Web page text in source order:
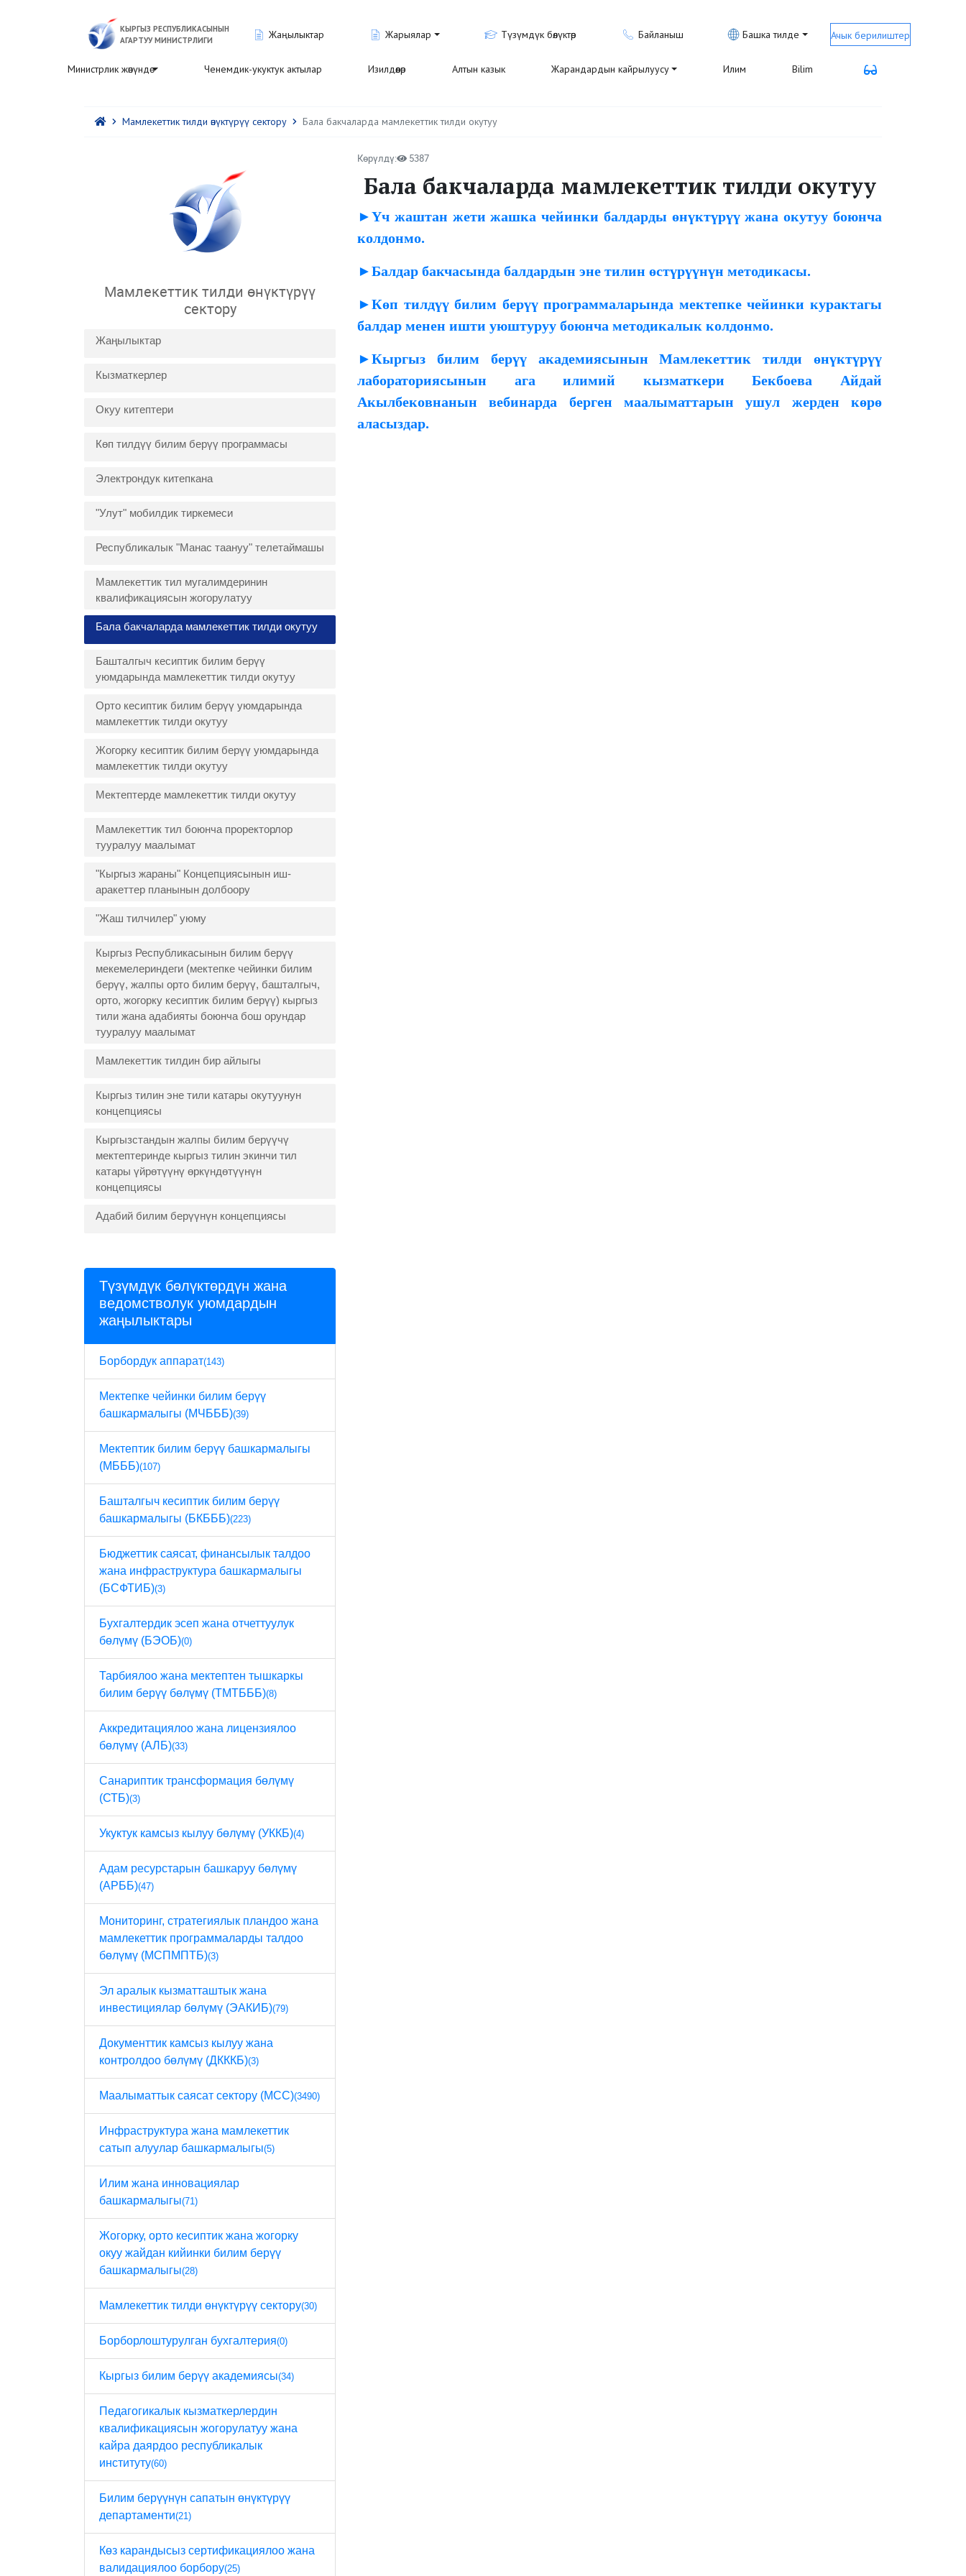
КЫРГЫЗ РЕСПУБЛИКАСЫНЫН
АГАРТУУ МИНИСТРЛИГИ
Жаңылыктар Жарыялар Түзүмдүк бөлүктөр Байланыш Башка тилде Ачык берилиштер
Министрлик жөнүндө Ченемдик-укуктук актылар Изилдөөлөр Алтын казык Жарандардын кайрылуусу Илим Bilim
Мамлекеттик тилди өнүктүрүү сектору Бала бакчаларда мамлекеттик тилди окутуу
Мамлекеттик тилди өнүктүрүү
сектору
Жаңылыктар
Кызматкерлер
Окуу китептери
Көп тилдүү билим берүү программасы
Электрондук китепкана
"Улут" мобилдик тиркемеси
Республикалык "Манас таануу" телетаймашы
Мамлекеттик тил мугалимдеринин
квалификациясын жогорулатуу
Бала бакчаларда мамлекеттик тилди окутуу
Башталгыч кесиптик билим берүү
уюмдарында мамлекеттик тилди окутуу
Орто кесиптик билим берүү уюмдарында
мамлекеттик тилди окутуу
Жогорку кесиптик билим берүү уюмдарында
мамлекеттик тилди окутуу
Мектептерде мамлекеттик тилди окутуу
Мамлекеттик тил боюнча проректорлор
тууралуу маалымат
"Кыргыз жараны" Концепциясынын иш-
аракеттер планынын долбоору
"Жаш тилчилер" уюму
Кыргыз Республикасынын билим берүү
мекемелериндеги (мектепке чейинки билим
берүү, жалпы орто билим берүү, башталгыч,
орто, жогорку кесиптик билим берүү) кыргыз
тили жана адабияты боюнча бош орундар
тууралуу маалымат
Мамлекеттик тилдин бир айлыгы
Кыргыз тилин эне тили катары окутуунун
концепциясы
Кыргызстандын жалпы билим берүүчү
мектептеринде кыргыз тилин экинчи тил
катары үйрөтүүнү өркүндөтүүнүн
концепциясы
Адабий билим берүүнүн концепциясы
Түзүмдүк бөлүктөрдүн жана
ведомстволук уюмдардын
жаңылыктары
Борбордук аппарат(143)
Мектепке чейинки билим берүү
башкармалыгы (МЧБББ)(39)
Мектептик билим берүү башкармалыгы
(МБББ)(107)
Башталгыч кесиптик билим берүү
башкармалыгы (БКБББ)(223)
Бюджеттик саясат, финансылык талдоо
жана инфраструктура башкармалыгы
(БСФТИБ)(3)
Бухгалтердик эсеп жана отчеттуулук
бөлүмү (БЭОБ)(0)
Тарбиялоо жана мектептен тышкаркы
билим берүү бөлүмү (ТМТБББ)(8)
Аккредитациялоо жана лицензиялоо
бөлүмү (АЛБ)(33)
Санариптик трансформация бөлүмү
(СТБ)(3)
Укуктук камсыз кылуу бөлүмү (УККБ)(4)
Адам ресурстарын башкаруу бөлүмү
(АРББ)(47)
Мониторинг, стратегиялык пландоо жана
мамлекеттик программаларды талдоо
бөлүмү (МСПМПТБ)(3)
Эл аралык кызматташтык жана
инвестициялар бөлүмү (ЭАКИБ)(79)
Документтик камсыз кылуу жана
контролдоо бөлүмү (ДКККБ)(3)
Маалыматтык саясат сектору (МСС)(3490)
Инфраструктура жана мамлекеттик
сатып алуулар башкармалыгы(5)
Илим жана инновациялар
башкармалыгы(71)
Жогорку, орто кесиптик жана жогорку
окуу жайдан кийинки билим берүү
башкармалыгы(28)
Мамлекеттик тилди өнүктүрүү сектору(30)
Борборлоштурулган бухгалтерия(0)
Кыргыз билим берүү академиясы(34)
Педагогикалык кызматкерлердин
квалификациясын жогорулатуу жана
кайра даярдоо республикалык
институту(60)
Билим берүүнүн сапатын өнүктүрүү
департаменти(21)
Көз карандысыз сертификациялоо жана
валидациялоо борбору(25)
Көрүлдү: 5387
Бала бакчаларда мамлекеттик тилди окутуу
►Үч жаштан жети жашка чейинки балдарды өнүктүрүү жана окутуу боюнча
колдонмо.
►Балдар бакчасында балдардын эне тилин өстүрүүнүн методикасы.
►Көп тилдүү билим берүү программаларында мектепке чейинки курактагы
балдар менен ишти уюштуруу боюнча методикалык колдонмо.
►Кыргыз билим берүү академиясынын Мамлекеттик тилди өнүктүрүү
лабораториясынын ага илимий кызматкери Бекбоева Айдай
Акылбековнанын вебинарда берген маалыматтарын ушул жерден көрө
аласыздар.